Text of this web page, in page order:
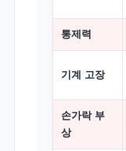
통제력
기계 고장
손가락 부
상